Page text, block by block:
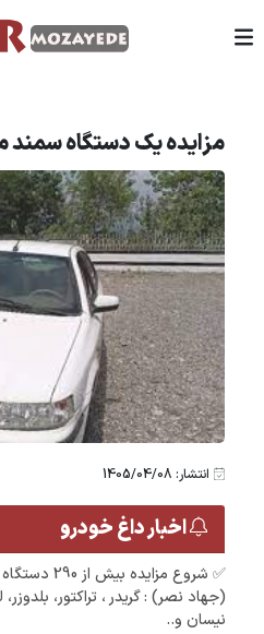
مزایده یک دستگاه سمند
انتشار: 1405/04/08
اخبار داغ خودرو
✅ شروع
(جهاد نصر) : گریدر ، تراکتور،
نیسان و..